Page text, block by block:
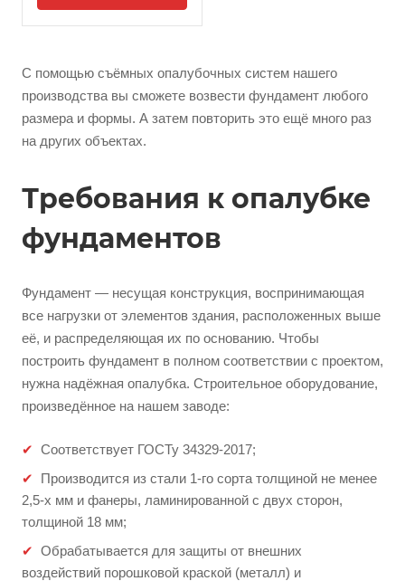
монолитного и сборно-
С помощью съёмных опалубочных систем нашего
производства вы сможете возвести фундамент любого
размера и формы. А затем повторить это ещё много раз
на других объектах.
Требования к опалубке
фундаментов
Фундамент — несущая конструкция, воспринимающая
все нагрузки от элементов здания, расположенных выше
её, и распределяющая их по основанию. Чтобы
построить фундамент в полном соответствии с проектом,
нужна надёжная опалубка. Строительное оборудование,
произведённое на нашем заводе:
Соответствует ГОСТу 34329-2017;
Производится из стали 1-го сорта толщиной не менее
2,5-х мм и фанеры, ламинированной с двух сторон,
толщиной 18 мм;
Обрабатывается для защиты от внешних
воздействий порошковой краской (металл) и